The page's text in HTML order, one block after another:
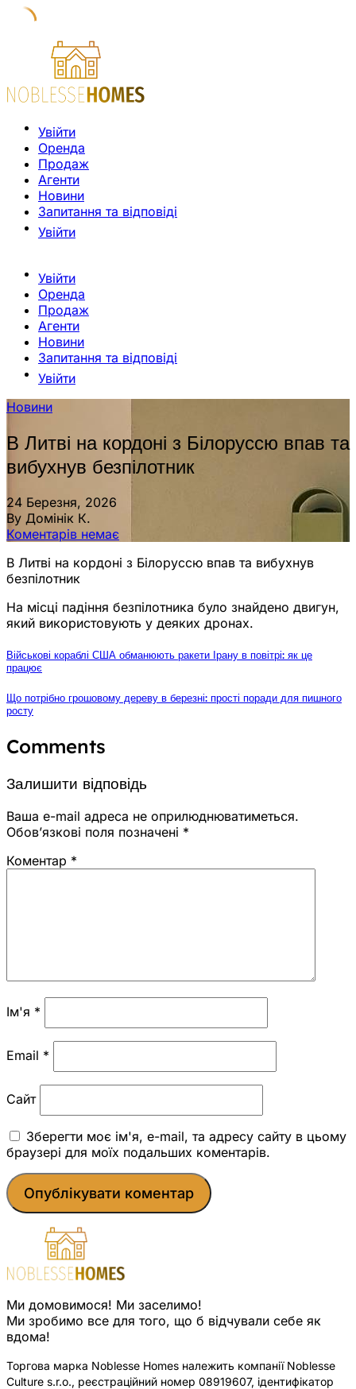
Увійти
Оренда
Продаж
Агенти
Новини
Запитання та відповіді
Увійти
Увійти
Оренда
Продаж
Агенти
Новини
Запитання та відповіді
Увійти
Новини
В Литві на кордоні з Білоруссю впав та
вибухнув безпілотник
24 Березня, 2026
By Домінік К.
Коментарів немає
В Литві на кордоні з Білоруссю впав та вибухнув
безпілотник
На місці падіння безпілотника було знайдено двигун,
який використовують у деяких дронах.
Військові кораблі США обманюють ракети Ірану в повітрі: як це
працює
Що потрібно грошовому дереву в березні: прості поради для пишного
росту
Comments
Залишити відповідь
Ваша e-mail адреса не оприлюднюватиметься.
Обов’язкові поля позначені *
Коментар *
Ім'я *
Email *
Сайт
Зберегти моє ім'я, e-mail, та адресу сайту в цьому
браузері для моїх подальших коментарів.
Ми домовимося! Ми заселимо!
Ми зробимо все для того, що б відчували себе як
вдома!
Торгова марка Noblesse Homes належить компанії Noblesse
Culture s.r.o., реєстраційний номер 08919607, ідентифікатор